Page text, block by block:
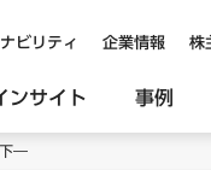
ビリティ 企業情報 株
ンサイト 事例
下―